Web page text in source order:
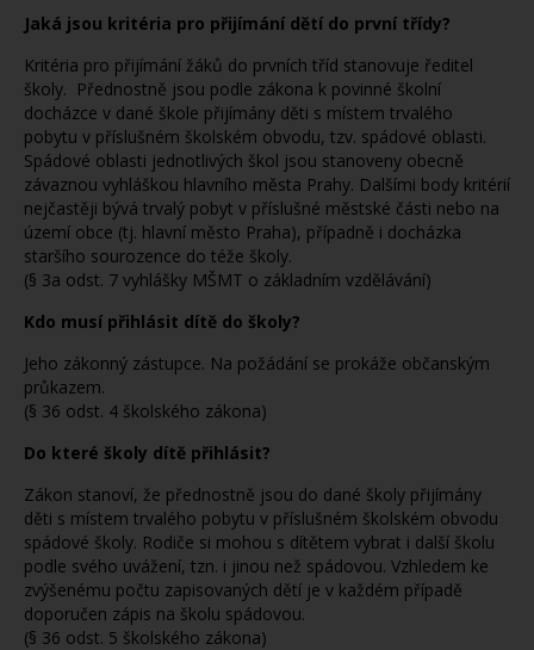
Jaká jsou kritéria pro přijímání dětí do první třídy?
Kritéria pro přijímání žáků do prvních tříd stanovuje ředitel
školy. Přednostně jsou podle zákona k povinné školní
docházce v dané škole přijímány děti s místem trvalého
pobytu v příslušném školském obvodu, tzv. spádové oblasti.
Spádové oblasti jednotlivých škol jsou stanoveny obecně
závaznou vyhláškou hlavního města Prahy. Dalšími body kritérií
nejčastěji bývá trvalý pobyt v příslušné městské části nebo na
území obce (tj. hlavní město Praha), případně i docházka
staršího sourozence do téže školy.
(§ 3a odst. 7 vyhlášky MŠMT o základním vzdělávání)
Kdo musí přihlásit dítě do školy?
Jeho zákonný zástupce. Na požádání se prokáže občanským
průkazem.
(§ 36 odst. 4 školského zákona)
Do které školy dítě přihlásit?
Zákon stanoví, že přednostně jsou do dané školy přijímány
děti s místem trvalého pobytu v příslušném školském obvodu
spádové školy. Rodiče si mohou s dítětem vybrat i další školu
podle svého uvážení, tzn. i jinou než spádovou. Vzhledem ke
zvýšenému počtu zapisovaných dětí je v každém případě
doporučen zápis na školu spádovou.
(§ 36 odst. 5 školského zákona)